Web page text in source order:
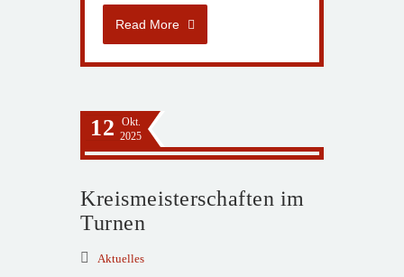
Read More
12
Okt.
2025
Kreismeisterschaften im
Turnen
Aktuelles